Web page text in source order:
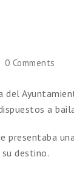
0 Comments
a
presentaba
destino.